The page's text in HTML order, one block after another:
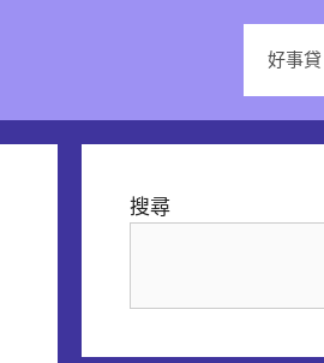
好事貸
搜尋